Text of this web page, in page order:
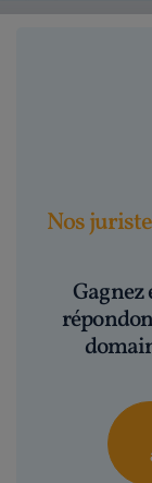
Nos
Gagnez